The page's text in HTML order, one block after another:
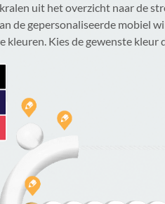
uit het overzicht naar de
de gepersonaliseerde mobiel
Kies de gewenste kleur